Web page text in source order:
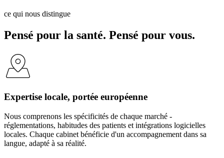
ce qui nous distingue
Pensé pour la santé. Pensé pour vous.
Expertise locale, portée européenne
Nous comprenons les spécificités de chaque marché -
réglementations, habitudes des patients et intégrations logicielles
locales. Chaque cabinet bénéficie d'un accompagnement dans sa
langue, adapté à sa réalité.